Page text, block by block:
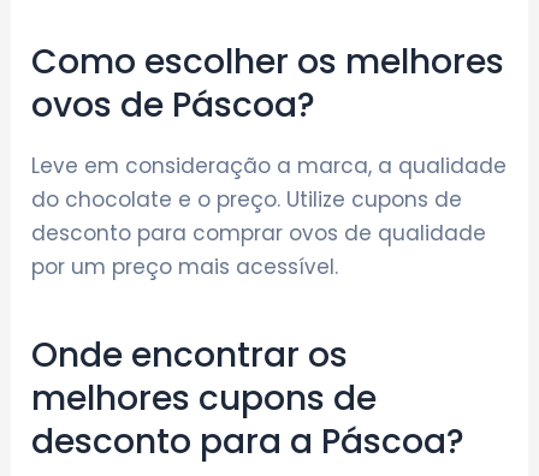
Como escolher os melhores
ovos de Páscoa?
Leve em consideração a marca, a qualidade
do chocolate e o preço. Utilize cupons de
desconto para comprar ovos de qualidade
por um preço mais acessível.
Onde encontrar os
melhores cupons de
desconto para a Páscoa?